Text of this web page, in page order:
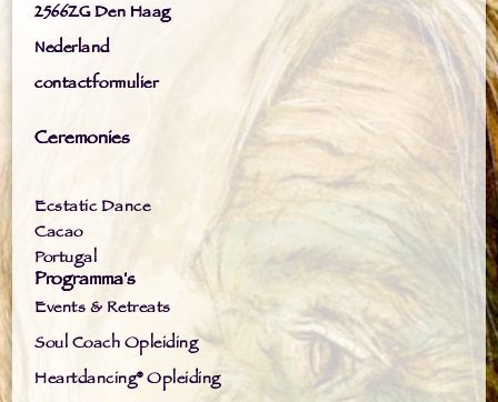
2566ZG Den Haag
Nederland
contactformulier
Ceremonies
Ecstatic Dance
Cacao
Portugal
Programma's
Events & Retreats
Soul Coach Opleiding
Heartdancing® Opleiding